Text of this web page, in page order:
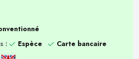
:
Espèce
Carte bancaire